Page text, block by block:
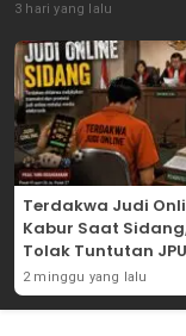
3 hari yang lalu
Terdakwa Judi
Kabur Saat
Tolak Tuntutan JPU
Tanjung Perak
Gagal Hadirkan
2 minggu yang lalu